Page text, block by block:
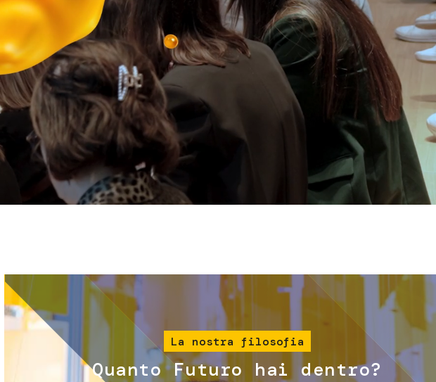
Immagine
La nostra filosofia
Quanto Futuro hai dentro?